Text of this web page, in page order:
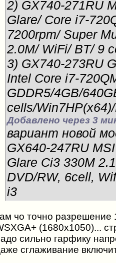
2) GX740-271RU
Glare/ Core i7-
7200rpm/ Super
2.0M/ WiFi/ BT/ 9
3) GX740-273RU
Intel Core i7-
GDDR5/4GB/
cells/
Добавлено через 3
вариант новой
GX640-247RU
Glare Ci3 330M
DVD/RW, 6cell,
i3
чо точно разрешение
(1680х1050)...
сильно гарфику
сглаживание